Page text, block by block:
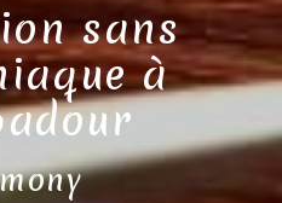
sans
à